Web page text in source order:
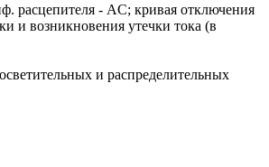
расцепителя - AC; кривая отключения
и возникновения утечки тока (в
и распределительных